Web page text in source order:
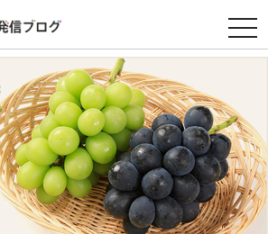
t
o
g
a
v
i
g
a
t
i
o
n